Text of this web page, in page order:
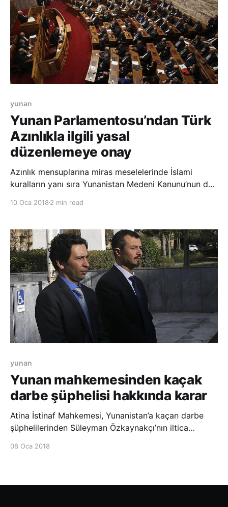
yunan
Yunan Parlamentosu’ndan Türk
Azınlıkla ilgili yasal
düzenlemeye onay
Azınlık mensuplarına miras meselelerinde İslami
kuralların yanı sıra Yunanistan Medeni Kanunu’nun da
Parlamentoda kabul edildi. Yunanistan’da, Batı Trakya
evlenme ve boşanma gibi konularda İslam
10 Oca 2018 2 min read
yunan
Yunan mahkemesinden kaçak
darbe şüphelisi hakkında karar
Atina İstinaf Mahkemesi, Yunanistan’a kaçan darbe
şüphelilerinden Süleyman Özkaynakçı’nın iltica
yürütmeyi durdurma kararı aldı. AA
08 Oca 2018